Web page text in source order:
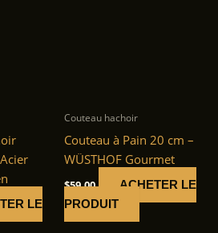
LE
Couteau hachoir
Couteau à Pain 20 cm –
WÜSTHOF Gourmet
$59.00
ACHETER LE
PRODUIT